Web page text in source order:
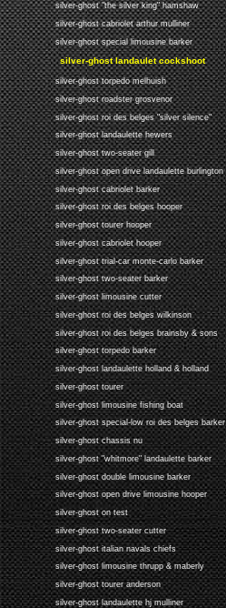
silver-ghost "the silver king" hamshaw
silver-ghost cabriolet arthur mulliner
silver-ghost special limousine barker
silver-ghost landaulet cockshoot
silver-ghost torpedo melhuish
silver-ghost roadster grosvenor
silver-ghost roi des belges "silver silence"
silver-ghost landaulette hewers
silver-ghost two-seater gill
silver-ghost open drive landaulette burlington
silver-ghost cabriolet barker
silver-ghost roi des belges hooper
silver-ghost tourer hooper
silver-ghost cabriolet hooper
silver-ghost trial-car monte-carlo barker
silver-ghost two-seater barker
silver-ghost limousine cutter
silver-ghost roi des belges wilkinson
silver-ghost roi des belges brainsby & sons
silver-ghost torpedo barker
silver-ghost landaulette holland & holland
silver-ghost tourer
silver-ghost limousine fishing boat
silver-ghost special-low roi des belges barker
silver-ghost chassis nu
silver-ghost "whitmore" landaulette barker
silver-ghost double limousine barker
silver-ghost open drive limousine hooper
silver-ghost on test
silver-ghost two-seater cutter
silver-ghost italian navals chiefs
silver-ghost limousine thrupp & maberly
silver-ghost tourer anderson
silver-ghost landaulette hj mulliner